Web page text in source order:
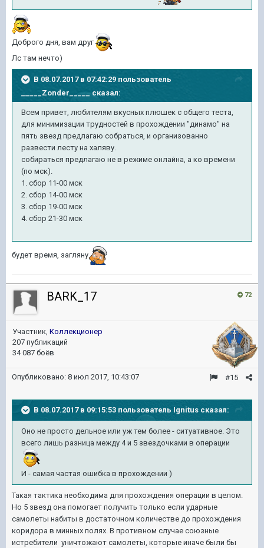
Доброго дня, вам друг
Лс там нечто)
В 08.07.2017 в 07:42:29 пользователь
_____Zonder_____ сказал:
Всем привет, любителям вкусных плюшек с общего теста,
для минимизации трудностей в прохождении "динамо" на
пять звезд предлагаю собраться, и организованно
развести лесту на халяву.
собираться предлагаю не в режиме онлайна, а ко времени
(по мск).
1. сбор 11-00 мск
2. сбор 14-00 мск
3. сбор 19-00 мск
4. сбор 21-30 мск
будет время, загляну
72
BARK_17
Участник, Коллекционер
207 публикаций
34 087 боёв
#15
Опубликовано: 8 июл 2017, 10:43:07
В 08.07.2017 в 09:15:53 пользователь Ignitus сказал:
Оно не просто дельное или уж тем более - ситуативное. Это
всего лишь разница между 4 и 5 звездочками в операции
И - самая частая ошибка в прохождении )
Такая тактика необходима для прохождения операции в целом.
Но 5 звезд она помогает получить только если ударные
самолеты набиты в достаточном количестве до прохождения
коридора в минных полях. В противном случае союзные
истребители уничтожают самолеты, которые иначе были бы